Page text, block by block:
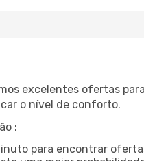
excelentes ofertas
o nível de conforto.
:
para encontrar